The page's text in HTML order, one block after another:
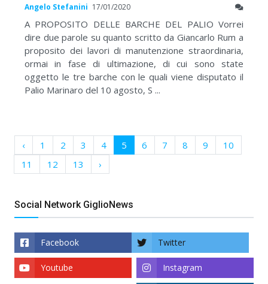
Angelo Stefanini 17/01/2020
A PROPOSITO DELLE BARCHE DEL PALIO Vorrei
dire due parole su quanto scritto da Giancarlo Rum a
proposito dei lavori di manutenzione straordinaria,
ormai in fase di ultimazione, di cui sono state
oggetto le tre barche con le quali viene disputato il
Palio Marinaro del 10 agosto, S ...
‹ 1 2 3 4 5 6 7 8 9
10
11
12 13 ›
Social Network GiglioNews
Facebook Twitter
Instagram
Youtube